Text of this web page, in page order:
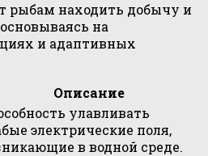
рыбам находить добычу и
на
и адаптивных
Описание
улавливать
электрические поля,
в водной среде.